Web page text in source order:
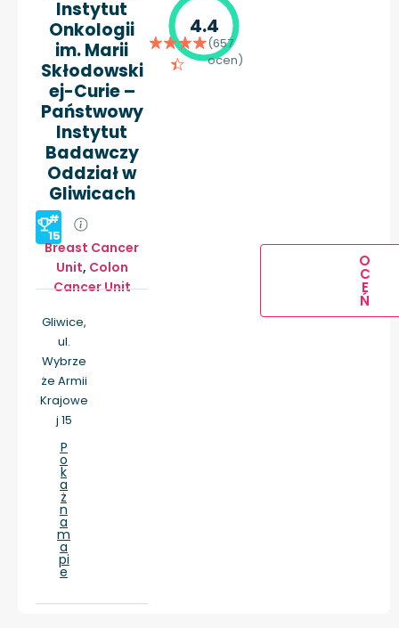
Instytut
Onkologii
im. Marii
Skłodowski
ej-Curie –
Państwowy
Instytut
Badawczy
Oddział w
Gliwicach
#
15
Breast Cancer
Unit, Colon
Cancer Unit
Gliwice,
ul.
Wybrze
że Armii
Krajowe
j 15
P
o
k
a
ż
n
a
m
a
pi
e
4.4
(657
ocen)
O
C
E
Ń